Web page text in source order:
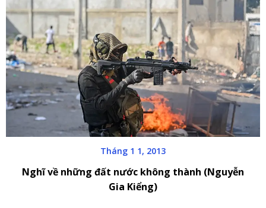
Tháng 1 1, 2013
Nghĩ về những đất nước không thành (Nguyễn
Gia Kiểng)